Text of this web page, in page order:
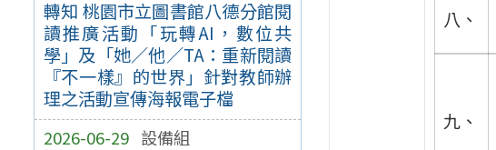
轉知 桃園市立圖書館八德分館閱
讀推廣活動「玩轉AI，數位共
學」及「她／他／TA：重新閱讀
『不一樣』的世界」針對教師辦
理之活動宣傳海報電子檔
2026-06-29 設備組
八、
九、